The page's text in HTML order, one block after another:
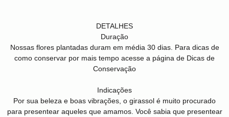
DETALHES
Duração
Nossas flores plantadas duram em média 30 dias. Para dicas de
como conservar por mais tempo acesse a página de Dicas de
Conservação
Indicações
Por sua beleza e boas vibrações, o girassol é muito procurado
para presentear aqueles que amamos. Você sabia que presentear